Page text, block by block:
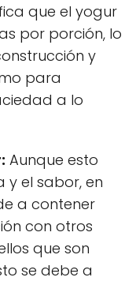
que el yogur
por porción, lo
y
para
a lo
Aunque esto
y el sabor, en
a contener
con otros
que son
se debe a